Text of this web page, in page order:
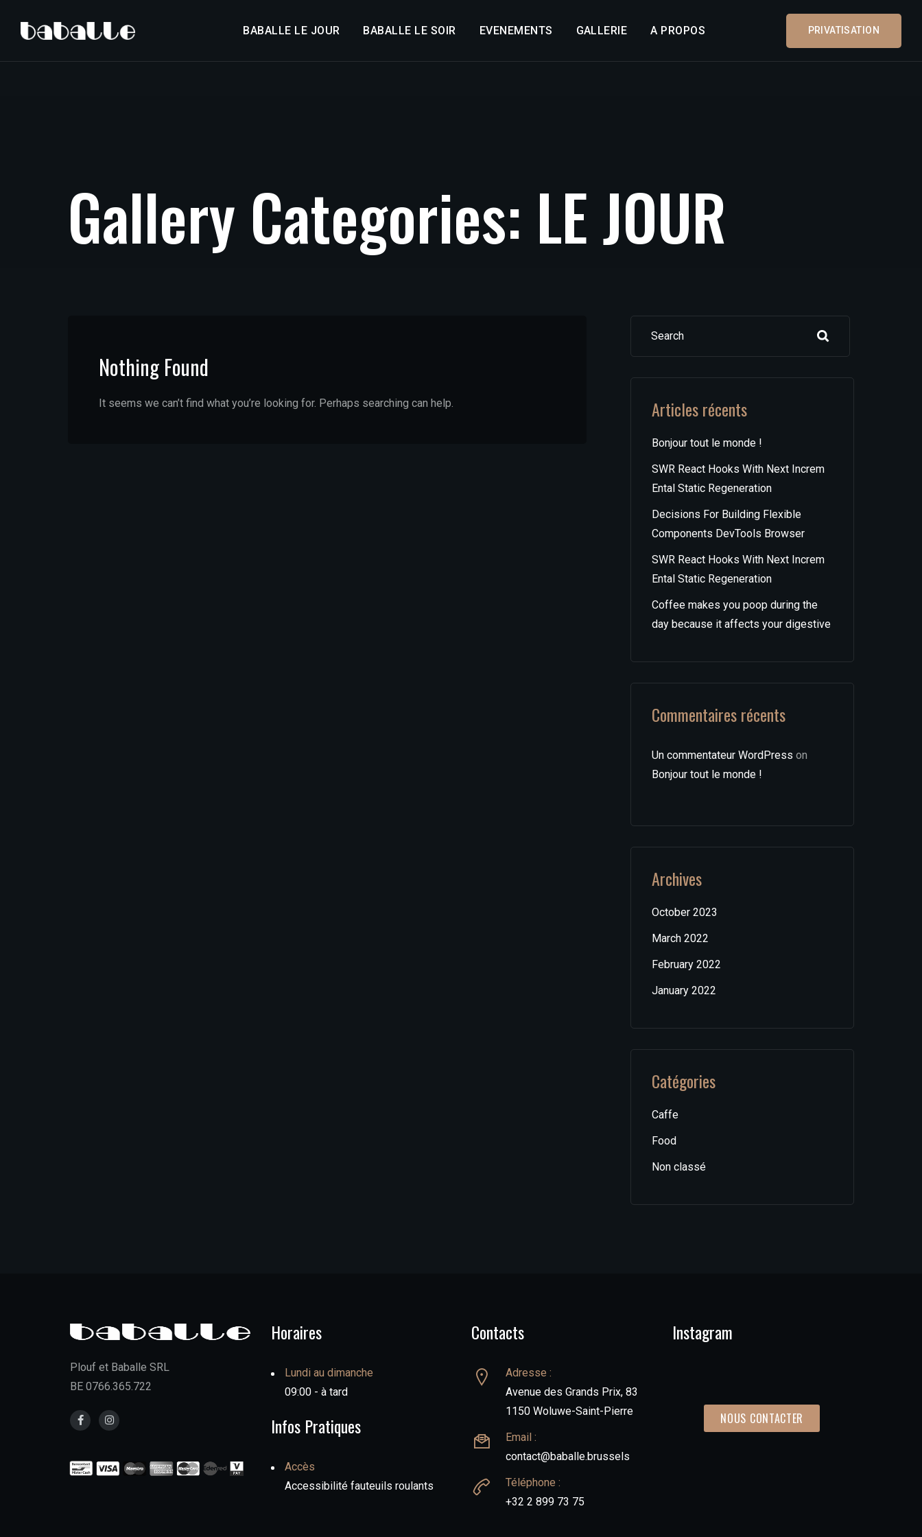
BABALLE LE JOUR BABALLE LE SOIR EVENEMENTS GALLERIE A PROPOS PRIVATISATION
Gallery Categories: LEJOUR
Nothing Found
It seems we can’t find what you’re looking for. Perhaps searching can help.
Search
Articles récents
Bonjour tout le monde !
SWR React Hooks With Next Increm
Ental Static Regeneration
Decisions For Building Flexible
Components DevTools Browser
SWR React Hooks With Next Increm
Ental Static Regeneration
Coffee makes you poop during the
day because it affects your digestive
Commentaires récents
Un commentateur WordPress on
Bonjour tout le monde !
Archives
October 2023
March 2022
February 2022
January 2022
Catégories
Caffe
Food
Non classé
Plouf et Baballe SRL
BE 0766.365.722
Horaires
Lundi au dimanche
09:00 - à tard
Infos Pratiques
Accès
Accessibilité fauteuils roulants
Contacts
Adresse :
Avenue des Grands Prix, 83
1150 Woluwe-Saint-Pierre
Email :
contact@baballe.brussels
Téléphone :
+32 2 899 73 75
Instagram
NOUS CONTACTER